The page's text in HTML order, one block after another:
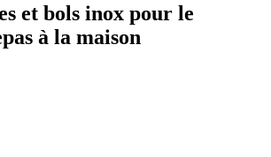
et bols inox pour le
à la maison